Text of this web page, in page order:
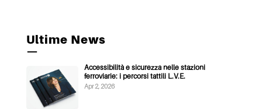
Ultime News
—
Accessibilità e sicurezza nelle stazioni
ferroviarie: i percorsi tattili L.V.E.
Apr 2, 2026